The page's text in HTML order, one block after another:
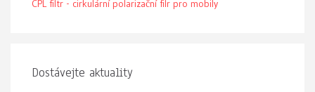
CPL filtr - cirkulární polarizační filr pro mobily
Dostávejte aktuality